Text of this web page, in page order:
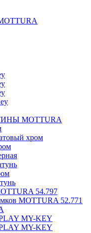
MOTTURA
хром
54.797
MOTTURA 52.771
MY-KEY
MY-KEY